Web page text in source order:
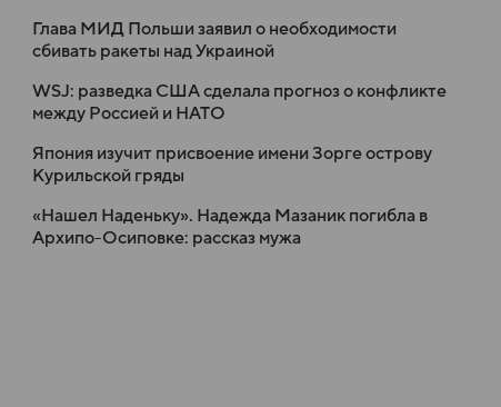
Глава МИД Польши заявил о необходимости
сбивать ракеты над Украиной
WSJ: разведка США сделала прогноз о конфликте
между Россией и НАТО
Япония изучит присвоение имени Зорге острову
Курильской гряды
«Нашел Наденьку». Надежда Мазаник погибла в
Архипо-Осиповке: рассказ мужа